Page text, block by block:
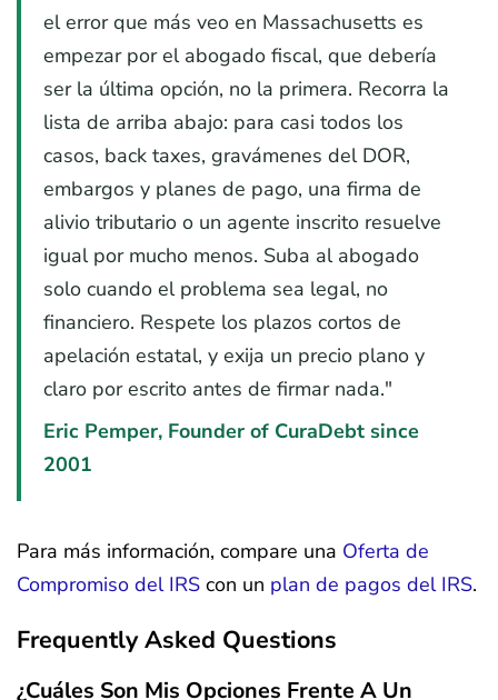
el error que más veo en Massachusetts es
empezar por el abogado fiscal, que debería
ser la última opción, no la primera. Recorra la
lista de arriba abajo: para casi todos los
casos, back taxes, gravámenes del DOR,
embargos y planes de pago, una firma de
alivio tributario o un agente inscrito resuelve
igual por mucho menos. Suba al abogado
solo cuando el problema sea legal, no
financiero. Respete los plazos cortos de
apelación estatal, y exija un precio plano y
claro por escrito antes de firmar nada."
Eric Pemper, Founder of CuraDebt since
2001
Para más información, compare una Oferta de
Compromiso del IRS con un plan de pagos del IRS.
Frequently Asked Questions
¿Cuáles Son Mis Opciones Frente A Un